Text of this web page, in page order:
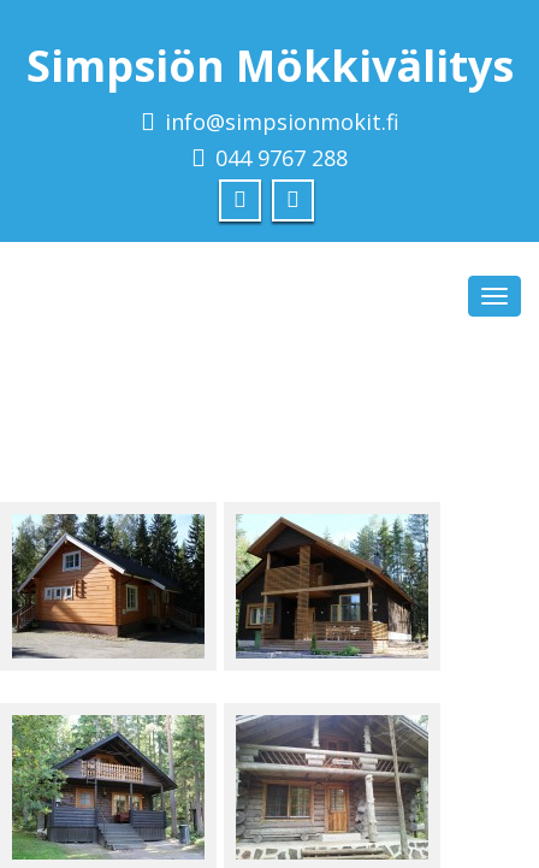
Simpsiön Mökkivälitys
info@simpsionmokit.fi
044 9767 288
Anjuta Eetula
Lehtimaja Lomakesra